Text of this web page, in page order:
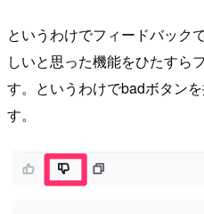
というわけでフィードバック
しいと思った機能をひたすら
す。というわけでbadボタン
す。